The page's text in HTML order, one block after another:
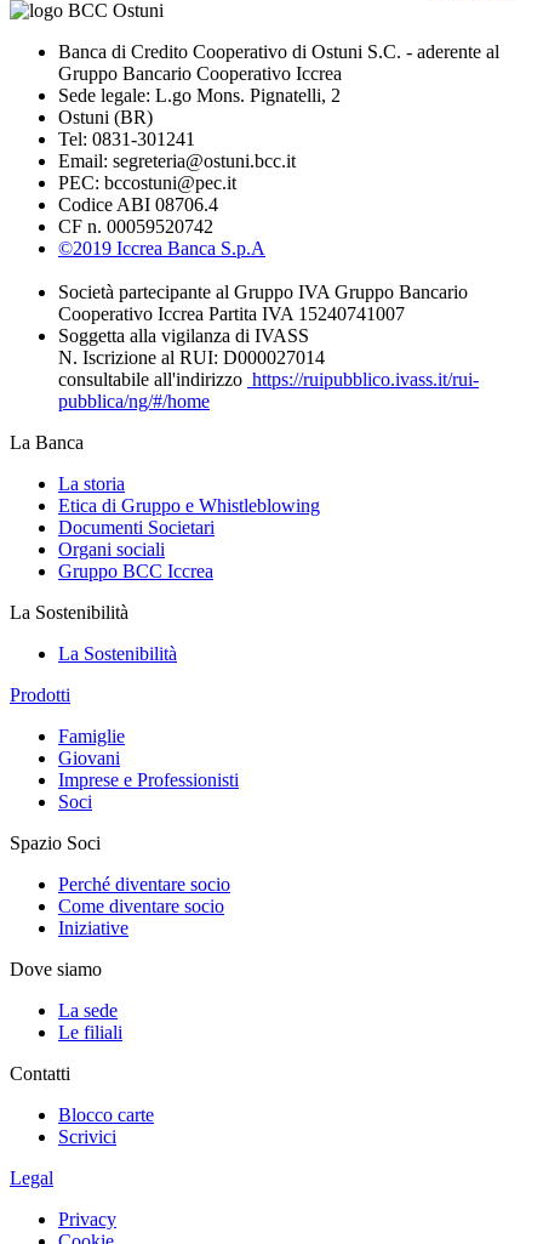
Banca di Credito Cooperativo di Ostuni S.C. - aderente al
Gruppo Bancario Cooperativo Iccrea
Sede legale: L.go Mons. Pignatelli, 2
Ostuni (BR)
Tel: 0831-301241
Email: segreteria@ostuni.bcc.it
PEC: bccostuni@pec.it
Codice ABI 08706.4
CF n. 00059520742
©2019 Iccrea Banca S.p.A
Società partecipante al Gruppo IVA Gruppo Bancario
Cooperativo Iccrea Partita IVA 15240741007
Soggetta alla vigilanza di IVASS
N. Iscrizione al RUI: D000027014
consultabile all'indirizzo https://ruipubblico.ivass.it/rui-
pubblica/ng/#/home
La Banca
La storia
Etica di Gruppo e Whistleblowing
Documenti Societari
Organi sociali
Gruppo BCC Iccrea
La Sostenibilità
La Sostenibilità
Prodotti
Famiglie
Giovani
Imprese e Professionisti
Soci
Spazio Soci
Perché diventare socio
Come diventare socio
Iniziative
Dove siamo
La sede
Le filiali
Contatti
Blocco carte
Scrivici
Legal
Privacy